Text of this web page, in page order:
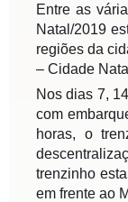
Entre as
Natal/2019
regiões da
– Cidade
Nos dias 7,
com
horas, o
trenzinho
em frente ao